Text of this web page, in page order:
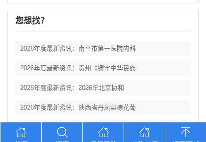
您想找？
2026年度最新资讯：南平市第一医院内科
2026年度最新资讯：贵州《铸牢中华民族
2026年度最新资讯：2026年北京协和
2026年度最新资讯：陕西省丹凤县棣花葡
2026年度最新资讯： 陕西科技大学西北